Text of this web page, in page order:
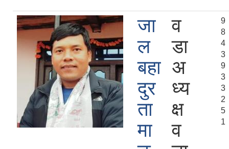
जा
ल
बहा
दुर
ता
मा
व
डा
अ
ध्य
क्ष
व
9
8
4
3
9
3
3
2
5
1